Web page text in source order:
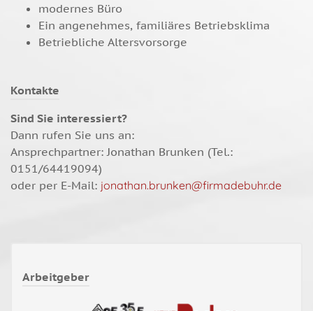
modernes Büro
Ein angenehmes, familiäres Betriebsklima
Betriebliche Altersvorsorge
Kontakte
Sind Sie interessiert?
Dann rufen Sie uns an:
Ansprechpartner: Jonathan Brunken (Tel.:
0151/64419094)
oder per E-Mail: jonathan.brunken@firmadebuhr.de
Arbeitgeber